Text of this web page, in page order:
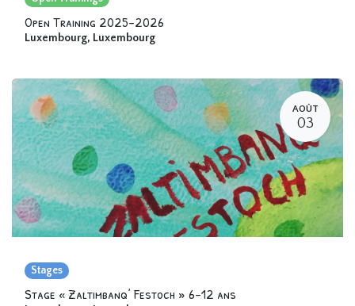
Open Training 2025-2026
Luxembourg, Luxembourg
AOÛT
03
Stages
Stage « Zaltimbanq’ Festoch » 6-12 ans